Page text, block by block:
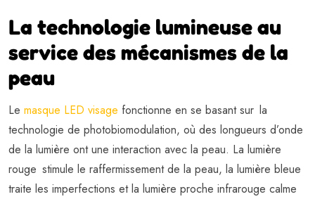
La technologie lumineuse au
service des mécanismes de la
peau
Le masque LED visage fonctionne en se basant sur la
technologie de photobiomodulation, où des longueurs d’onde
de la lumière ont une interaction avec la peau. La lumière
rouge stimule le raffermissement de la peau, la lumière bleue
traite les imperfections et la lumière proche infrarouge calme